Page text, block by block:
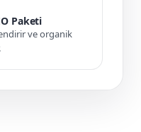
Paketi
ve organik